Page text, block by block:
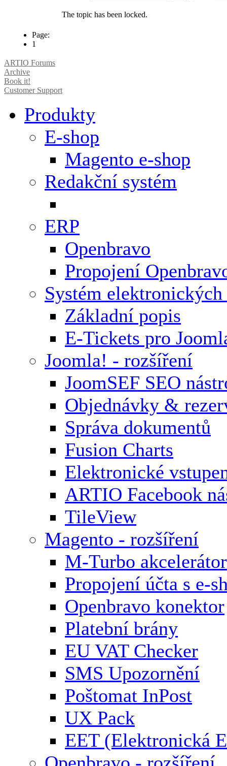
The topic has been locked.
Page:
1
ARTIO Forums
Archive
Book it!
Customer Support
Produkty
E-shop
Magento e-shop
Redakční systém
ERP
Openbravo
Propojení
Systém elektronických
Základní popis
E-Tickets pro
Joomla! - rozšíření
JoomSEF SEO
Objednávky &
Správa dokumentů
Fusion Charts
Elektronické
ARTIO Facebook
TileView
Magento - rozšíření
M-Turbo akcelerátor
Propojení účta s e-
Openbravo konektor
Platební brány
EU VAT Checker
SMS Upozornění
Poštomat InPost
UX Pack
EET (Elektronická